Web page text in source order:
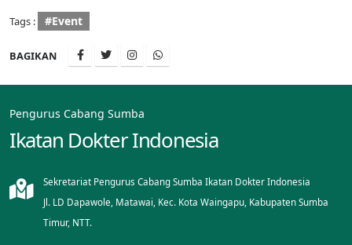
Tags : #Event
BAGIKAN
Pengurus Cabang Sumba
Ikatan Dokter Indonesia
Sekretariat Pengurus Cabang Sumba Ikatan Dokter Indonesia
Jl. LD Dapawole, Matawai, Kec. Kota Waingapu, Kabupaten Sumba
Timur, NTT.